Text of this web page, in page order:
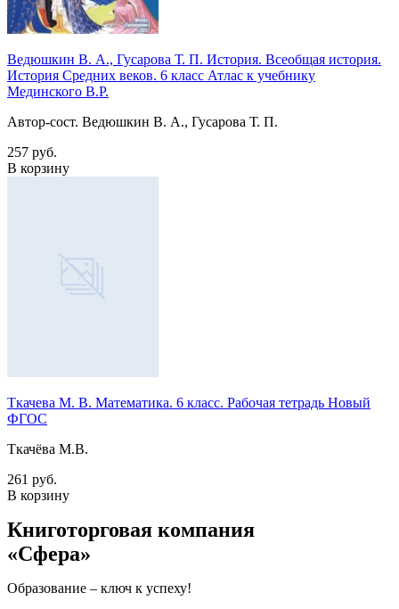
Ведюшкин В. А., Гусарова Т. П. История. Всеобщая история.
История Средних веков. 6 класс Атлас к учебнику
Мединского В.Р.
Автор-сост. Ведюшкин В. А., Гусарова Т. П.
257 руб.
В корзину
Ткачева М. В. Математика. 6 класс. Рабочая тетрадь Новый
ФГОС
Ткачёва М.В.
261 руб.
В корзину
Книготорговая компания
«Сфера»
Образование – ключ к успеху!